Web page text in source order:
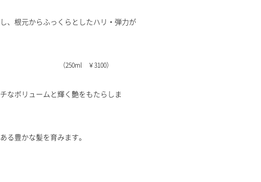
根元からふっくらとしたハリ・弾力が
）
ボリュームと輝く艶をもたらしま
シのある豊かな髪を育みます。